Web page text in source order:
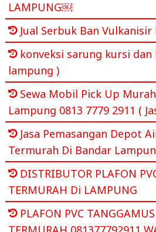
LAMPUNG￼
Jual Serbuk Ban
konveksi sarung kursi dan
lampung )
Sewa Mobil Pick Up
Lampung 0813 7779 2911 (
Jasa Pemasangan Depot
Termurah Di Bandar
DISTRIBUTOR PLAFON
TERMURAH Di LAMPUNG
PLAFON PVC